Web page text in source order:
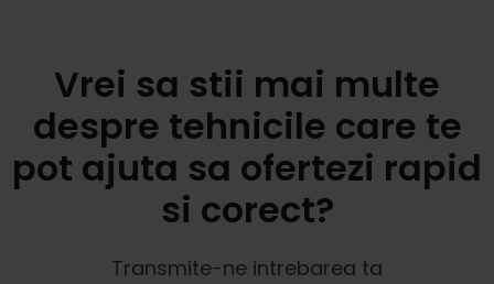
Vrei sa stii mai multe
despre tehnicile care te
pot ajuta sa ofertezi rapid
si corect?
Transmite-ne intrebarea ta